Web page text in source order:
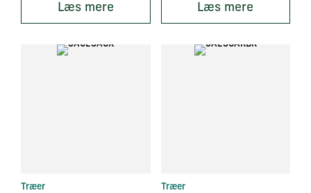
Læs mere Læs mere
Træer Træer